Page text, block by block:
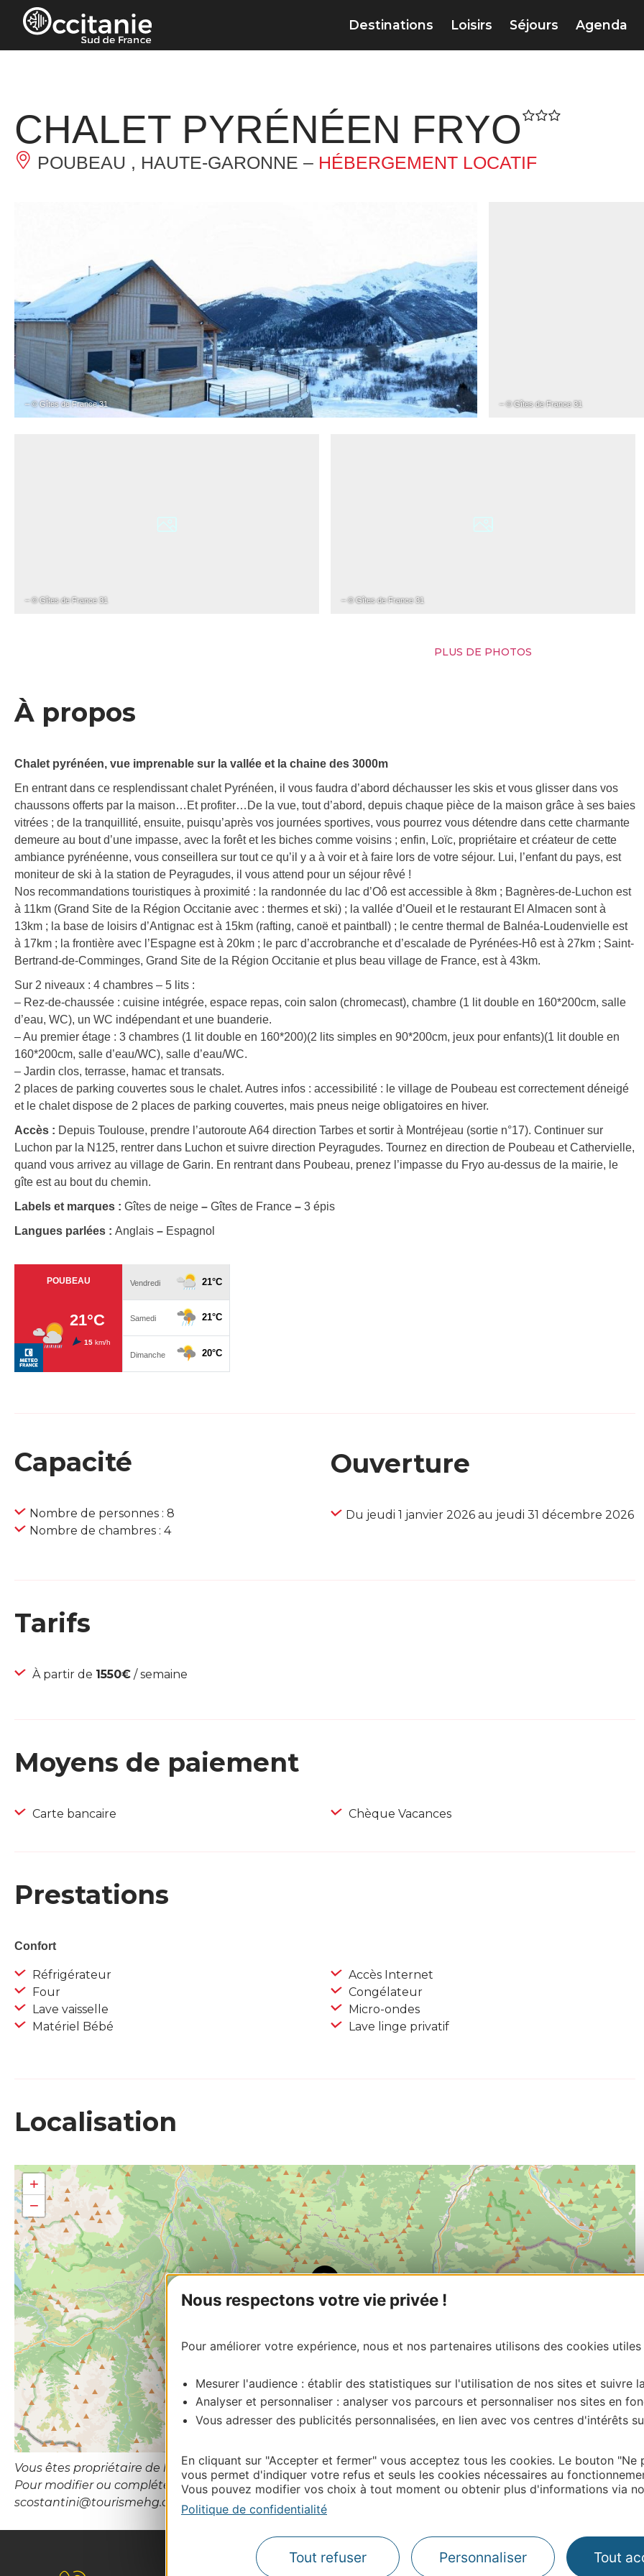
Panneau de gestion des cookies
Nous respectons votre vie privée !
Pour améliorer votre expérience, nous et nos partenaires utilisons des cookies utiles
Mesurer l'audience : établir des statistiques sur l'utilisation de nos sites et suivre
Analyser et personnaliser : analyser vos parcours et personnaliser nos sites en
Vous adresser des publicités personnalisées, en lien avec vos centres d'intérêts
En cliquant sur "Accepter et fermer" vous acceptez tous les cookies. Le bouton "Ne
vous permet d'indiquer votre refus et seuls les cookies nécessaires au
Vous pouvez modifier vos choix à tout moment ou obtenir plus d'informations via
Politique de confidentialité
Tout refuser Personnaliser Tout
Destinations Loisirs Séjours Agenda
CHALET PYRÉNÉEN FRYO
POUBEAU , HAUTE-GARONNE – HÉBERGEMENT LOCATIF
– © Gîtes de France 31 – © Gîtes de France 31
– © Gîtes de France 31 – © Gîtes de France 31
PLUS DE PHOTOS
À propos
Chalet pyrénéen, vue imprenable sur la vallée et la chaine des 3000m
En entrant dans ce resplendissant chalet Pyrénéen, il vous faudra d’abord déchausser les skis et vous glisser dans vos
chaussons offerts par la maison…Et profiter…De la vue, tout d’abord, depuis chaque pièce de la maison grâce à ses baies
vitrées ; de la tranquillité, ensuite, puisqu’après vos journées sportives, vous pourrez vous détendre dans cette charmante
demeure au bout d’une impasse, avec la forêt et les biches comme voisins ; enfin, Loïc, propriétaire et créateur de cette
ambiance pyrénéenne, vous conseillera sur tout ce qu’il y a à voir et à faire lors de votre séjour. Lui, l’enfant du pays, est
moniteur de ski à la station de Peyragudes, il vous attend pour un séjour rêvé !
Nos recommandations touristiques à proximité : la randonnée du lac d’Oô est accessible à 8km ; Bagnères-de-Luchon est
à 11km (Grand Site de la Région Occitanie avec : thermes et ski) ; la vallée d’Oueil et le restaurant El Almacen sont à
13km ; la base de loisirs d’Antignac est à 15km (rafting, canoë et paintball) ; le centre thermal de Balnéa-Loudenvielle est
à 17km ; la frontière avec l’Espagne est à 20km ; le parc d’accrobranche et d’escalade de Pyrénées-Hô est à 27km ; Saint-
Bertrand-de-Comminges, Grand Site de la Région Occitanie et plus beau village de France, est à 43km.
Sur 2 niveaux : 4 chambres – 5 lits :
– Rez-de-chaussée : cuisine intégrée, espace repas, coin salon (chromecast), chambre (1 lit double en 160*200cm, salle
d’eau, WC), un WC indépendant et une buanderie.
– Au premier étage : 3 chambres (1 lit double en 160*200)(2 lits simples en 90*200cm, jeux pour enfants)(1 lit double en
160*200cm, salle d’eau/WC), salle d’eau/WC.
– Jardin clos, terrasse, hamac et transats.
2 places de parking couvertes sous le chalet. Autres infos : accessibilité : le village de Poubeau est correctement déneigé
et le chalet dispose de 2 places de parking couvertes, mais pneus neige obligatoires en hiver.
Accès : Depuis Toulouse, prendre l’autoroute A64 direction Tarbes et sortir à Montréjeau (sortie n°17). Continuer sur
Luchon par la N125, rentrer dans Luchon et suivre direction Peyragudes. Tournez en direction de Poubeau et Cathervielle,
quand vous arrivez au village de Garin. En rentrant dans Poubeau, prenez l’impasse du Fryo au-dessus de la mairie, le
gîte est au bout du chemin.
Labels et marques : Gîtes de neige – Gîtes de France – 3 épis
Langues parlées : Anglais – Espagnol
Capacité
Nombre de personnes : 8
Nombre de chambres : 4
Ouverture
Du jeudi 1 janvier 2026 au jeudi 31 décembre 2026
Tarifs
À partir de 1550€ / semaine
Moyens de paiement
Carte bancaire Chèque Vacances
Prestations
Confort
Réfrigérateur
Four
Lave vaisselle
Matériel Bébé
Accès Internet
Congélateur
Micro-ondes
Lave linge privatif
Localisation
+
−
Vous êtes propriétaire de l’établissement ou le gestionnaire de cette activité?
Pour modifier ou compléter cette fiche, merci de contacter Haute – Garonne Tourisme: :
scostantini@tourismehg.com